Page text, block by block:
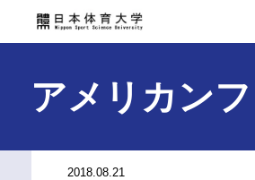
アメリカン
2018.08.21